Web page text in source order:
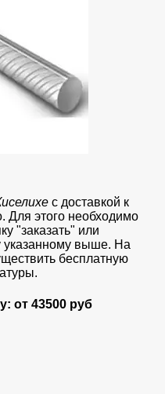
с доставкой к
Для этого необходимо
"заказать" или
указанному выше. На
бесплатную
от43500 руб